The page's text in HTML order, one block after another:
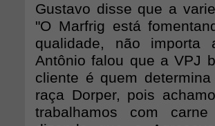
Gustavo disse que a
"O Marfrig está
qualidade, não importa
Antônio falou que a VPJ
cliente é quem
raça Dorper, pois
trabalhamos com